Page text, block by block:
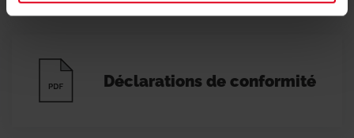
Déclarations de conformité